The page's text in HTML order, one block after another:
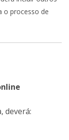
o processo de
deverá: